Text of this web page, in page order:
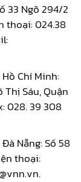
33 Ngõ 294/2
thoại: 024.38
Chí Minh:
Sáu, Quận
028. 39 308
Nẵng: Số 58
thoại: